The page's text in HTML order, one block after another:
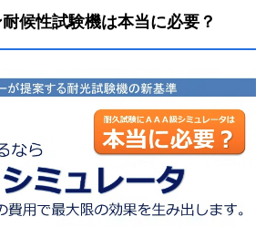
候性試験機は本当に必要？